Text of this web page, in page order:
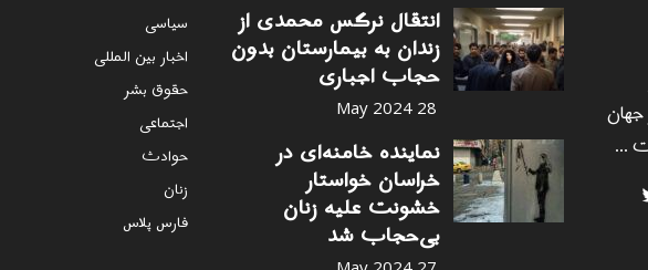
جهان
...
انتقال نرگس محمدی از
زندان به بیمارستان بدون
حجاب اجباری
28 May 2024
نماینده خامنه‌ای در
خراسان خواستار
خشونت علیه زنان
بی‌حجاب شد
سياسى
اخبار بین المللی
حقوق بشر
اجتماعی
حوادث
زنان
فارس پلاس